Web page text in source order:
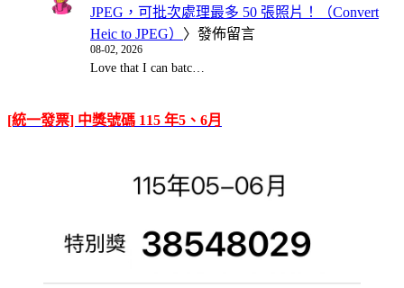
JPEG，可批次處理最多 50 張照片！（Convert
Heic to JPEG） 〉發佈留言
08-02, 2026
Love that I can batc…
[統一發票] 中獎號碼 115 年5、6月